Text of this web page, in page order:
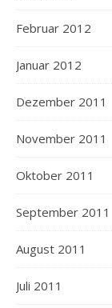
Februar 2012
Januar 2012
Dezember 2011
November 2011
Oktober 2011
September 2011
August 2011
Juli 2011